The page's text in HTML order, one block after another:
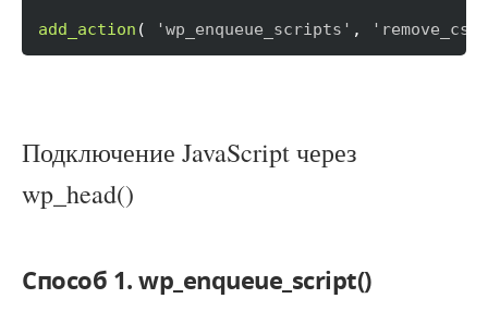
add_action ( 'wp_enqueue_scripts' ,
Подключение JavaScript через
wp_head()
Способ 1. wp_enqueue_script()